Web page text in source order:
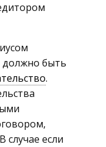
должно быть
.
если